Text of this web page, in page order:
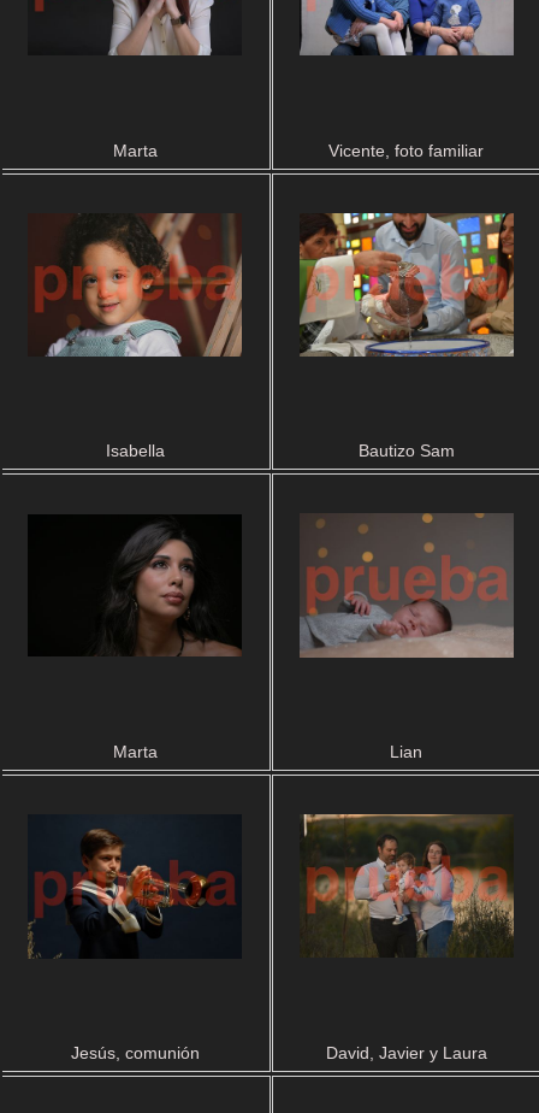
Marta Vicente, foto familiar
Isabella Bautizo Sam
Marta Lian
Jesús, comunión David, Javier y Laura